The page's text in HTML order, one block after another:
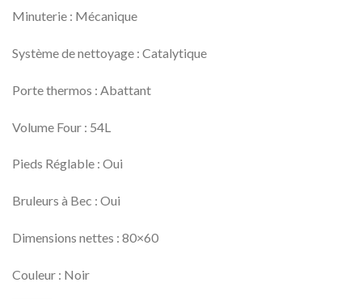
Minuterie : Mécanique
Système de nettoyage : Catalytique
Porte thermos : Abattant
Volume Four : 54L
Pieds Réglable : Oui
Bruleurs à Bec : Oui
Dimensions nettes : 80×60
Couleur : Noir